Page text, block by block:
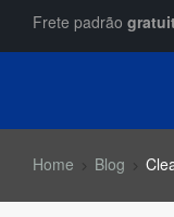
Frete padrão
Home Blog